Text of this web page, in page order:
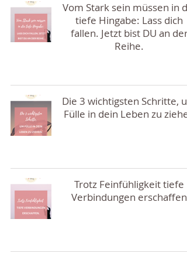
Vom Stark sein müssen in
tiefe Hingabe: Lass dich
fallen. Jetzt bist DU an der
Reihe.
Die 3 wichtigsten Schritte,
Fülle in dein Leben zu
Trotz Feinfühligkeit tiefe
Verbindungen erschaffen